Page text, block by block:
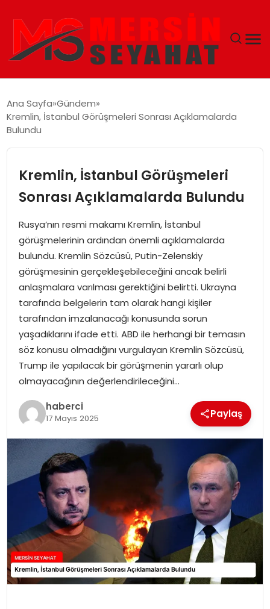
EKONOMI
Ana Sayfa Gündem
Kremlin, İstanbul Görüşmeleri Sonrası Açıklamalarda
Bulundu
Kremlin, İstanbul Görüşmeleri
Sonrası Açıklamalarda Bulundu
Rusya’nın resmi makamı Kremlin, İstanbul
görüşmelerinin ardından önemli açıklamalarda
bulundu. Kremlin Sözcüsü, Putin-Zelenskiy
görüşmesinin gerçekleşebileceğini ancak belirli
anlaşmalara varılması gerektiğini belirtti. Ukrayna
tarafında belgelerin tam olarak hangi kişiler
tarafından imzalanacağı konusunda sorun
yaşadıklarını ifade etti. ABD ile herhangi bir temasın
söz konusu olmadığını vurgulayan Kremlin Sözcüsü,
Trump ile yapılacak bir görüşmenin yararlı olup
olmayacağının değerlendirileceğini…
haberci
17 Mayıs 2025 Paylaş